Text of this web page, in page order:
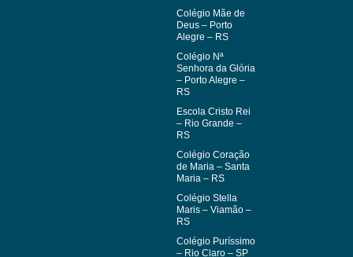
Colégio Mãe de
Deus – Porto
Alegre – RS
Colégio Nª
Senhora da Glória
– Porto Alegre –
RS
Escola Cristo Rei
– Rio Grande –
RS
Colégio Coração
de Maria – Santa
Maria – RS
Colégio Stella
Maris – Viamão –
RS
Colégio Puríssimo
– Rio Claro – SP